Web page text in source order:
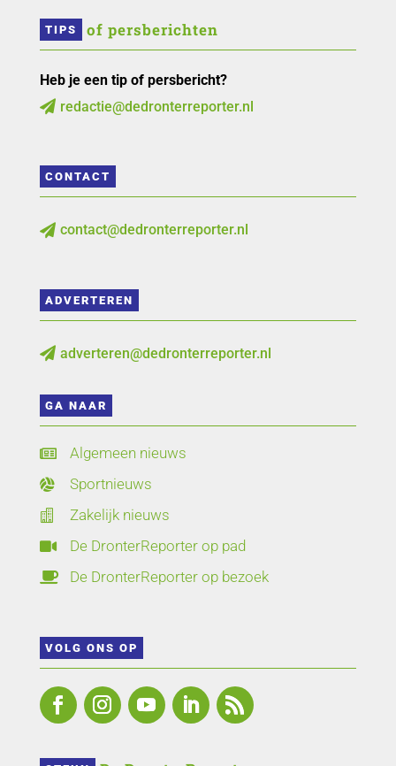
TIPS of persberichten
Heb je een tip of persbericht?
 redactie@dedronterreporter.nl
CONTACT
 contact@dedronterreporter.nl
ADVERTEREN
 adverteren@dedronterreporter.nl
GA NAAR
 Algemeen nieuws
 Sportnieuws
 Zakelijk nieuws
 De DronterReporter op pad
 De DronterReporter op bezoek
VOLG ONS OP